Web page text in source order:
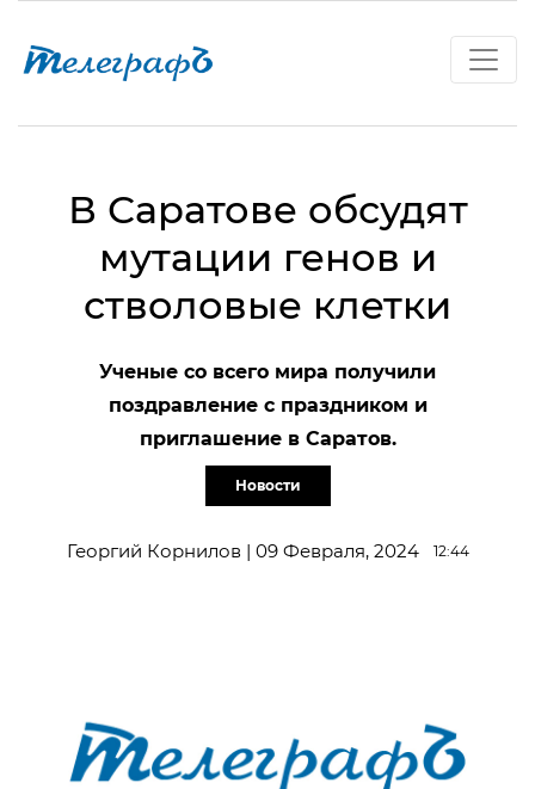
В Саратове обсудят
мутации генов и
стволовые клетки
Ученые со всего мира получили
поздравление с праздником и
приглашение в Саратов.
Новости
Георгий Корнилов | 09 Февраля, 2024 12:44